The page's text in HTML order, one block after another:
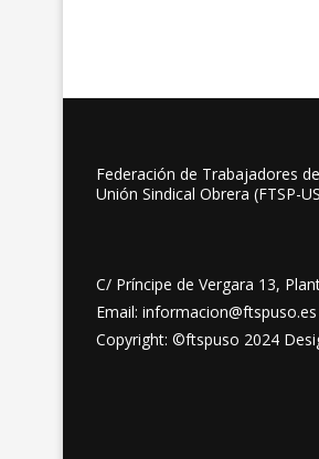
Federación de Trabajadores
Unión Sindical Obrera (FTSP-
C/ Príncipe de Vergara 13,
Email:
Copyright: ©ftspuso 2024